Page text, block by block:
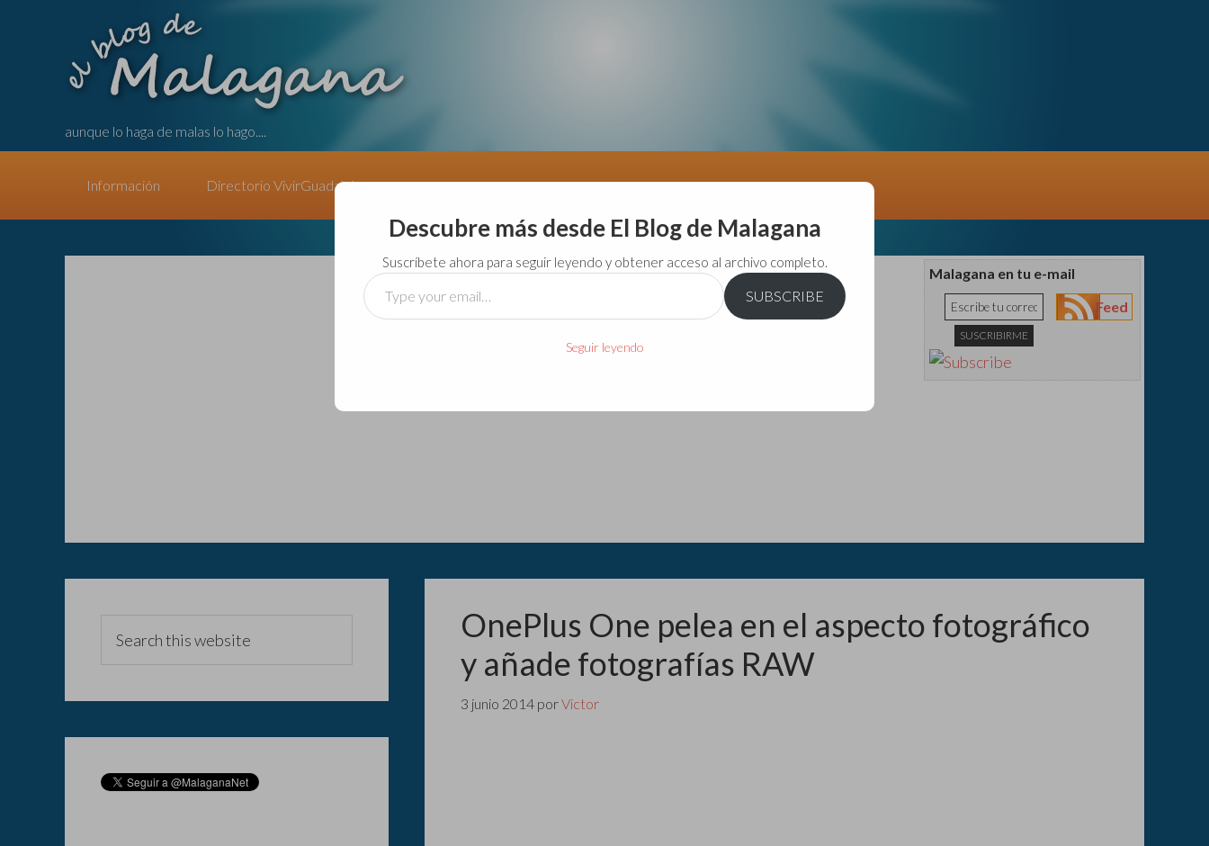
aunque lo haga de malas lo hago....
Información Directorio VivirGuadalajara
Malagana en tu e-mail
Feed
OnePlus One pelea en el aspecto fotográfico
y añade fotografías RAW
3 junio 2014 porVictor
Descubre más desde El Blog de Malagana
Suscríbete ahora para seguir leyendo y obtener acceso al archivo completo.
Type
your
SUBSCRIBE
Seguir leyendo